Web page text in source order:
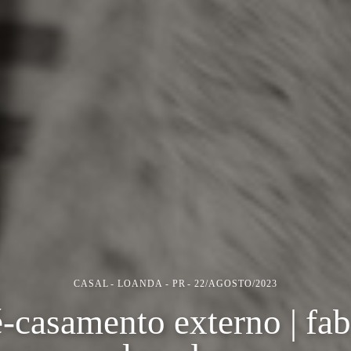
CASAL LOANDA - PR 22/AGOSTO/2023
casamento externo |